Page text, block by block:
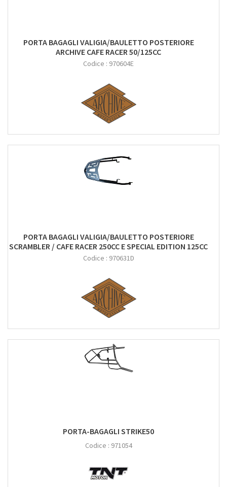
PORTA BAGAGLI VALIGIA/BAULETTO POSTERIORE
ARCHIVE CAFE RACER 50/125CC
Codice : 970604E
PORTA BAGAGLI VALIGIA/BAULETTO POSTERIORE
SCRAMBLER / CAFE RACER 250CC E SPECIAL EDITION 125CC
Codice : 970631D
PORTA-BAGAGLI STRIKE50
Codice : 971054